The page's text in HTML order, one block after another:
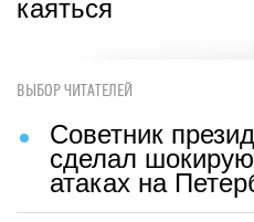
каяться
ВЫБОР ЧИТАТЕЛЕЙ
Советник
сделал
атаках на